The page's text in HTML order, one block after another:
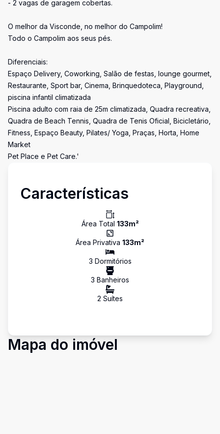
- 2 vagas de garagem cobertas.
O melhor da Visconde, no melhor do Campolim!
Todo o Campolim aos seus pés.
Diferenciais:
Espaço Delivery, Coworking, Salão de festas, lounge gourmet,
Restaurante, Sport bar, Cinema, Brinquedoteca, Playground,
piscina infantil climatizada
Piscina adulto com raia de 25m climatizada, Quadra recreativa,
Quadra de Beach Tennis, Quadra de Tenis Oficial, Bicicletário,
Fitness, Espaço Beauty, Pilates/ Yoga, Praças, Horta, Home
Market
Pet Place e Pet Care.'
Características
Área Total 133m²
Área Privativa 133m²
3 Dormitórios
3 Banheiros
2 Suítes
Mapa do imóvel